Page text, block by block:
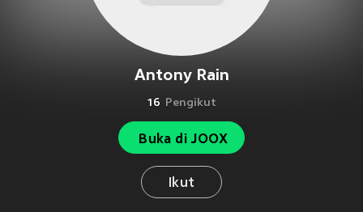
Antony Rain
16 Pengikut
Buka di JOOX
Ikut